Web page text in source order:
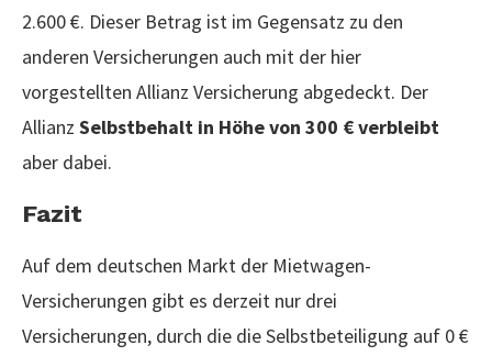
2.600 €. Dieser Betrag ist im Gegensatz zu den
anderen Versicherungen auch mit der hier
vorgestellten Allianz Versicherung abgedeckt. Der
Allianz Selbstbehalt in Höhe von 300 € verbleibt
aber dabei.
Fazit
Auf dem deutschen Markt der Mietwagen-
Versicherungen gibt es derzeit nur drei
Versicherungen, durch die die Selbstbeteiligung auf 0 €